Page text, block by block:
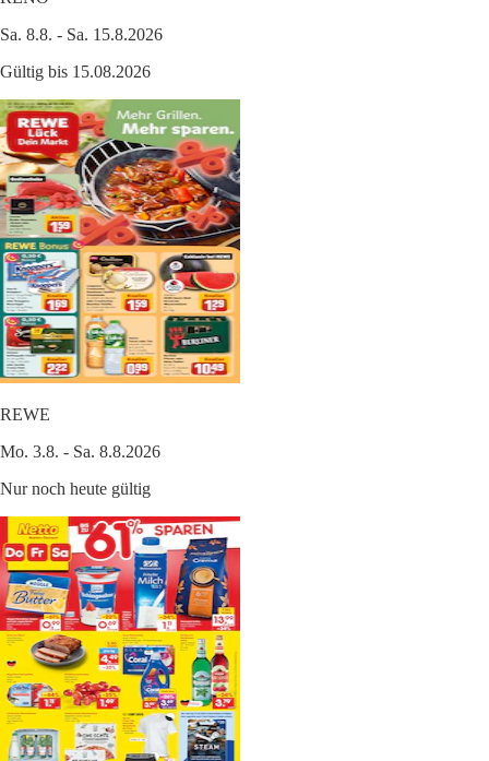
Sa. 8.8. - Sa. 15.8.2026
Gültig bis 15.08.2026
REWE
Mo. 3.8. - Sa. 8.8.2026
Nur noch heute gültig